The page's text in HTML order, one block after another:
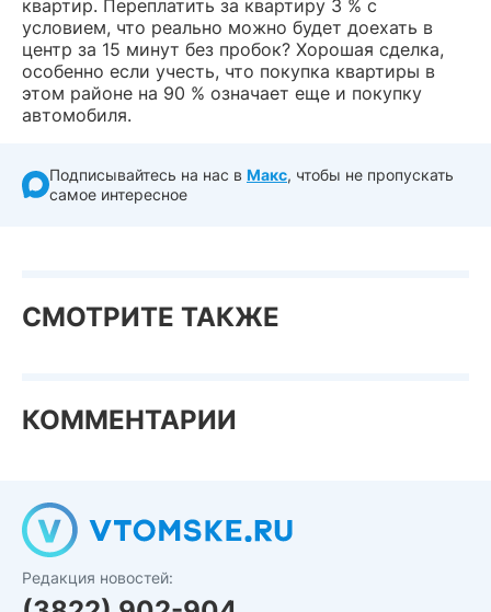
квартир. Переплатить за квартиру 3 % с
условием, что реально можно будет доехать в
центр за 15 минут без пробок? Хорошая сделка,
особенно если учесть, что покупка квартиры в
этом районе на 90 % означает еще и покупку
автомобиля.
Подписывайтесь на нас в Макс, чтобы не пропускать
самое интересное
СМОТРИТЕ ТАКЖЕ
КОММЕНТАРИИ
Редакция новостей: